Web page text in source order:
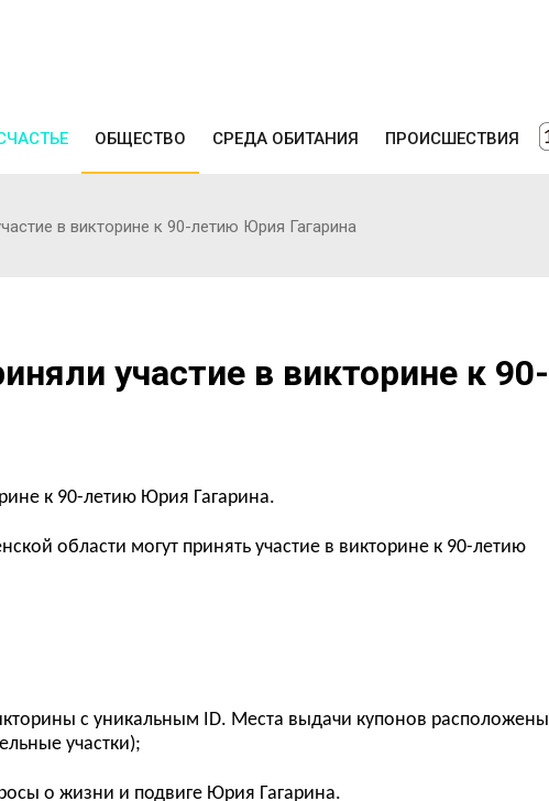
ОБЩЕСТВО СРЕДА ОБИТАНИЯ ПРОИСШЕСТВИЯ
в викторине к 90-летию Юрия Гагарина
участие в викторине к 90-
к 90-летию Юрия Гагарина.
области могут принять участие в викторине к 90-летию
с уникальным ID. Места выдачи купонов расположены
участки);
о жизни и подвиге Юрия Гагарина.